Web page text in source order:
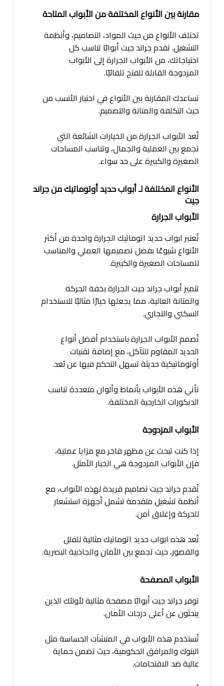
مقارنة بين الأنواع المختلفة من الأبواب المتاحة
تختلف الأنواع من حيث المواد، التصاميم، وأنظمة
التشغيل. تقدم جراند جيت أبوابًا تناسب كل
احتياجاتك، من الأبواب الجرارة إلى الأبواب
المزدوجة القابلة للفتح تلقائيًا.
تساعدك المقارنة بين الأنواع في اختيار الأنسب من
حيث التكلفة والمتانة والتصميم.
تُعد الأبواب الجرارة من الخيارات الشائعة التي
تجمع بين العملية والجمال، وتناسب المساحات
الصغيرة والكبيرة على حد سواء.
الأنواع المختلفة لـ أبواب حديد أوتوماتيك من جراند
جيت
الأبواب الجرارة
تُعتبر ابواب حديد اتوماتيك الجرارة واحدة من أكثر
الأنواع شيوعًا بفضل تصميمها العملي والمناسب
للمساحات الصغيرة والكبيرة.
تتميز أبواب جراند جيت الجرارة بخفة الحركة
والمتانة العالية، مما يجعلها خيارًا مثاليًا للاستخدام
السكني والتجاري.
تُصمم الأبواب الجرارة باستخدام أفضل أنواع
الحديد المقاوم للتآكل، مع إضافة تقنيات
أوتوماتيكية حديثة تسهل التحكم فيها عن بُعد.
تأتي هذه الأبواب بأنماط وألوان متعددة تناسب
الديكورات الخارجية المختلفة.
الأبواب المزدوجة
إذا كنت تبحث عن مظهر فاخر مع مزايا عملية،
فإن الأبواب المزدوجة هي الخيار الأمثل.
تُقدم جراند جيت تصاميم فريدة لهذه الأبواب، مع
أنظمة تشغيل متقدمة تشمل أجهزة استشعار
للحركة وإغلاق آمن.
تُعد هذه ابواب حديد اتوماتيك مثالية للفلل
والقصور، حيث تجمع بين الأمان والجاذبية البصرية.
الأبواب المصفحة
توفر جراند جيت أبوابًا مصفحة مثالية لأولئك الذين
يبحثون عن أعلى درجات الأمان.
تُستخدم هذه الأبواب في المنشآت الحساسة مثل
البنوك والمرافق الحكومية، حيث تضمن حماية
عالية ضد الاقتحامات.